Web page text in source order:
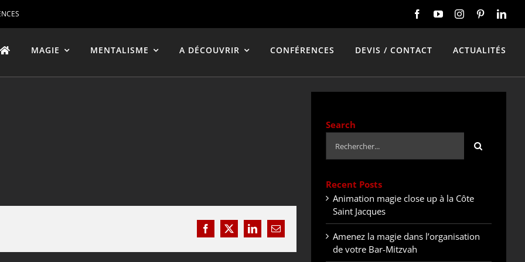
MAGIE MENTALISME A DÉCOUVRIR CONFÉRENCES DEVIS / CONTACT ACTUALITÉS
Facebook
X LinkedInEmail
Search
Recent Posts
Animation magie close up à la Côte
Saint Jacques
Amenez la magie dans l’organisation
de votre Bar-Mitzvah